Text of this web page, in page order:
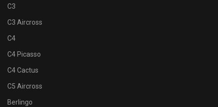
C3
C3 Aircross
C4
C4 Picasso
C4 Cactus
C5 Aircross
Berlingo